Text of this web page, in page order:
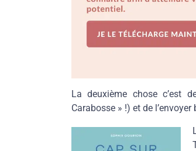
La deuxième chose c’est
Carabosse » !) et de l’envoyer